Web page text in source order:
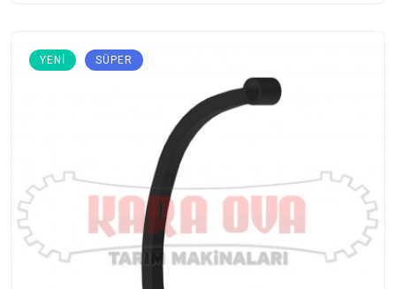
YENI SÜPER